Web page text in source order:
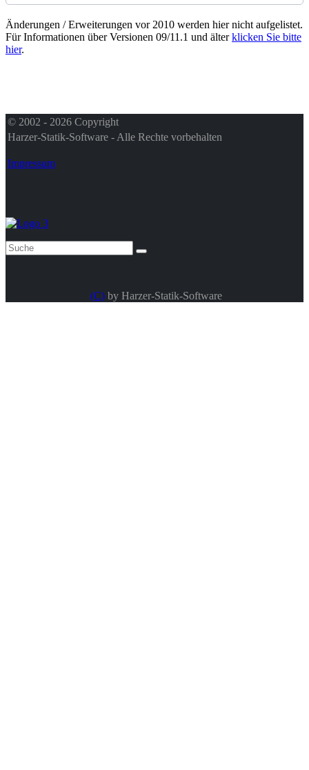
Änderungen / Erweiterungen vor 2010 werden hier nicht aufgelistet.
Für Informationen über Versionen 09/11.1 und älterklicken Sie bitte
hier.
© 2002 - 2026 Copyright
Harzer-Statik-Software - Alle Rechte vorbehalten
Impressum
(C) by Harzer-Statik-Software